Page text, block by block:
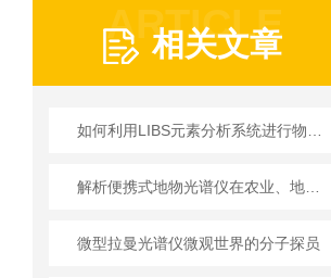
ARTICLE
相关文章
微型拉曼光谱仪微观世界的分子探员